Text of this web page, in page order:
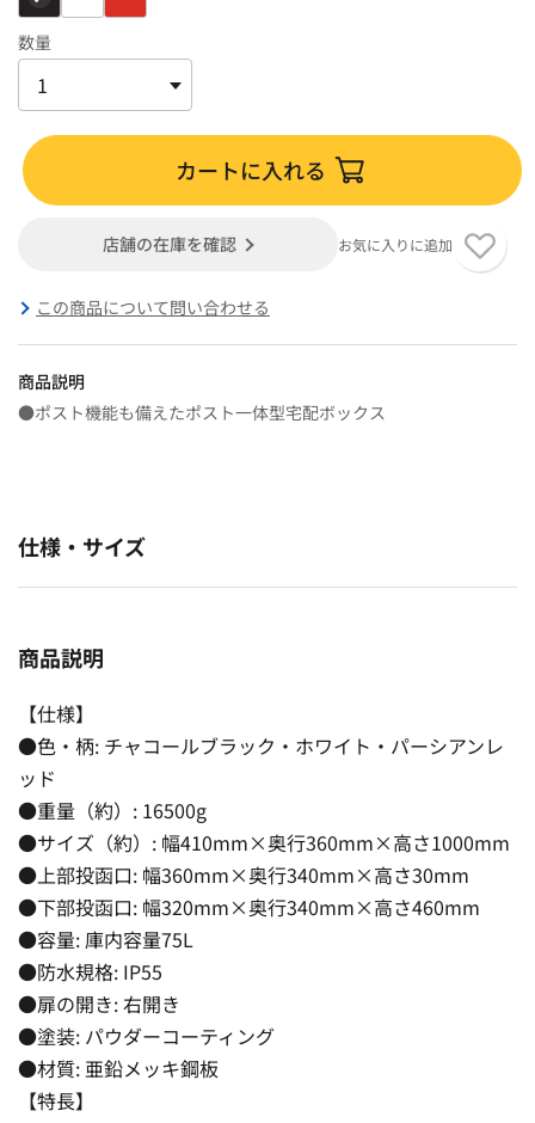
数量
カートに入れる
店舗の在庫を確認 お気に入りに追加
この商品について問い合わせる
商品説明
●ポスト機能も備えたポスト一体型宅配ボックス
仕様・サイズ
商品説明
【仕様】
●色・柄: チャコールブラック・ホワイト・パーシアンレ
ッド
●重量（約）: 16500g
●サイズ（約）: 幅410mm×奥行360mm×高さ1000mm
●上部投函口: 幅360mm×奥行340mm×高さ30mm
●下部投函口: 幅320mm×奥行340mm×高さ460mm
●容量: 庫内容量75L
●防水規格: IP55
●扉の開き: 右開き
●塗装: パウダーコーティング
●材質: 亜鉛メッキ鋼板
【特長】